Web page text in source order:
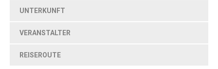
UNTERKUNFT
VERANSTALTER
REISEROUTE